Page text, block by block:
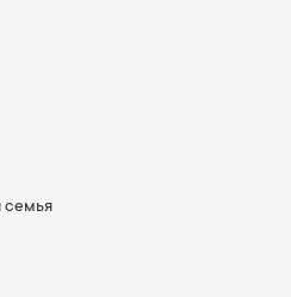
семья